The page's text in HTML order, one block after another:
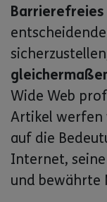
Wide Web
Artikel werfen
auf die
Internet,
und bewährte